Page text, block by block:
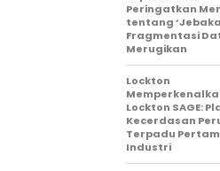
Peringatkan
tentang
Fragmentasi
Merugikan
Lockton
Lockton SAGE:
Kecerdasan
Terpadu
Industri